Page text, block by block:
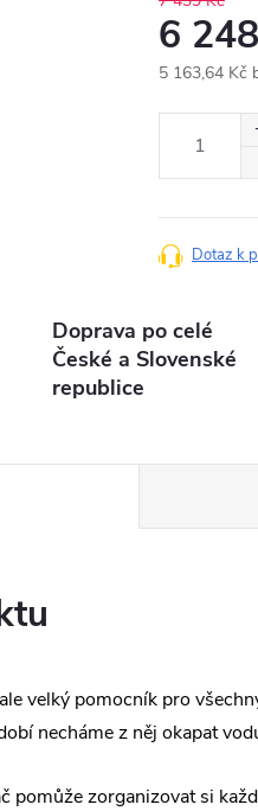
6
5 163,64 Kč
Dotaz k
Doprava po celé
České a Slovenské
republice
velký pomocník pro
necháme z něj okapat
pomůže zorganizovat si